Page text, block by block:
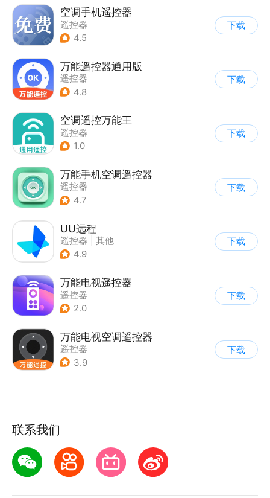
空调手机遥控器
遥控器
4.5
下载
万能遥控器通用版
遥控器
4.8
下载
空调遥控万能王
遥控器
1.0
下载
万能手机空调遥控器
遥控器
4.7
下载
UU远程
遥控器
其他
4.9
下载
万能电视遥控器
遥控器
2.0
下载
万能电视空调遥控器
遥控器
3.9
下载
联系我们